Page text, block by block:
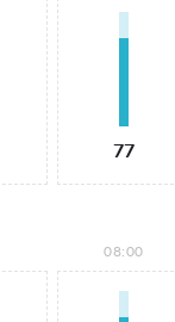
77
08:00